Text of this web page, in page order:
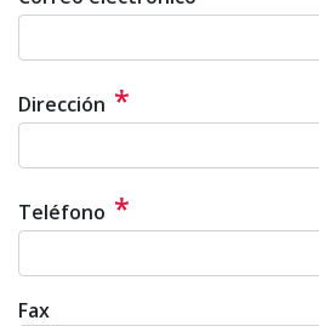
Dirección *
Teléfono *
Fax